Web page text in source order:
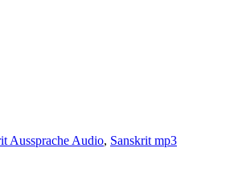
Aussprache Audio, Sanskrit mp3